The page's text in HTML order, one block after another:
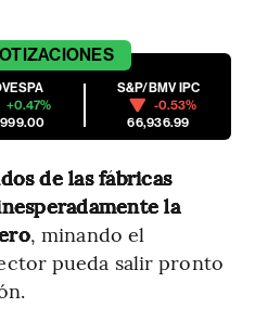
+0.47%
S&P/BMV IPC
-0.53%
66,936.99
de las fábricas
la
, minando el
pueda salir pronto